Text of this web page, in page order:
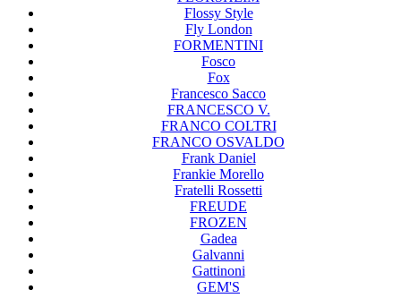
Flossy Style
Fly London
FORMENTINI
Fosco
Fox
Francesco Sacco
FRANCESCO V.
FRANCO COLTRI
FRANCO OSVALDO
Frank Daniel
Frankie Morello
Fratelli Rossetti
FREUDE
FROZEN
Gadea
Galvanni
Gattinoni
GEM'S